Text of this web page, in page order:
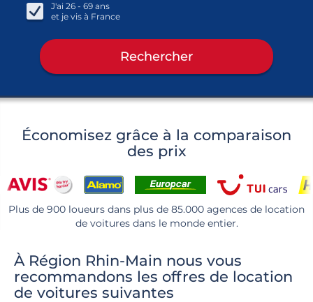
J'ai 26 - 69 ans
et je vis à France
Rechercher
Économisez grâce à la comparaison
des prix
Plus de 900 loueurs dans plus de 85.000 agences de location
de voitures dans le monde entier.
À Région Rhin-Main nous vous
recommandons les offres de location
de voitures suivantes